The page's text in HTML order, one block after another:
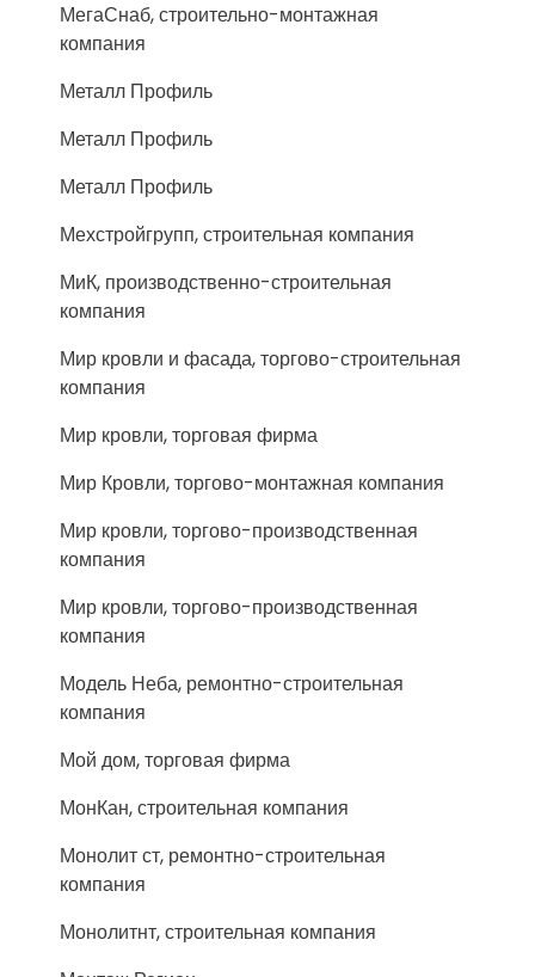
МегаСнаб, строительно-монтажная
компания
Металл Профиль
Металл Профиль
Металл Профиль
Мехстройгрупп, строительная компания
МиК, производственно-строительная
компания
Мир кровли и фасада, торгово-строительная
компания
Мир кровли, торговая фирма
Мир Кровли, торгово-монтажная компания
Мир кровли, торгово-производственная
компания
Мир кровли, торгово-производственная
компания
Модель Неба, ремонтно-строительная
компания
Мой дом, торговая фирма
МонКан, строительная компания
Монолит ст, ремонтно-строительная
компания
Монолитнт, строительная компания